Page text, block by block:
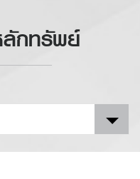
ลักทรัพย์